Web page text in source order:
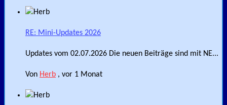
RE: Mini-Updates 2026
Updates vom 02.07.2026 Die neuen Beiträge sind mit NE...
Von Herb , vor 1 Monat